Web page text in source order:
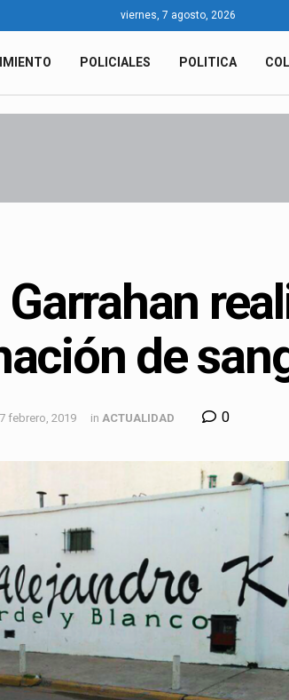
viernes, 7 agosto, 2026
POLICIALES POLITICA
Garrahan
de
febrero, 2019 in ACTUALIDAD 0